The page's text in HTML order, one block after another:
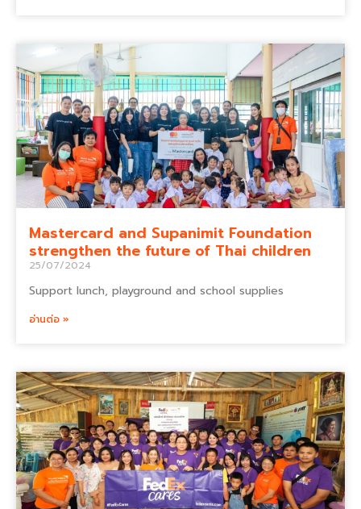
Mastercard and Supanimit Foundation
strengthen the future of Thai children
25/07/2024
Support lunch, playground and school supplies
อ่านต่อ »